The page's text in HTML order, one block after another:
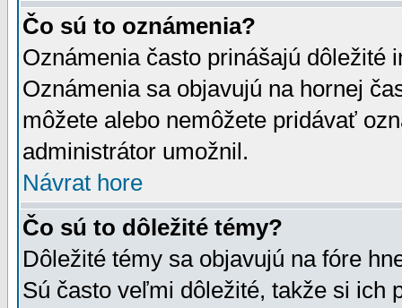
Čo sú to oznámenia?
Oznámenia často prinášajú dôležité
Oznámenia sa objavujú na hornej
môžete alebo nemôžete pridávať
administrátor umožnil.
Návrat hore
Čo sú to dôležité témy?
Dôležité témy sa objavujú na fóre
Sú často veľmi dôležité, takže si ich